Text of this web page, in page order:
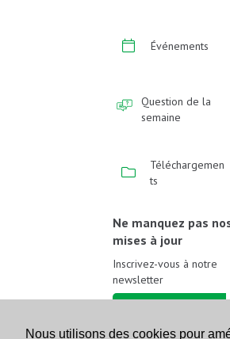
Nous utilisons des cookies pour
Événements
Question de la
semaine
Téléchargemen
ts
Ne manquez pas
mises à jour
Inscrivez-vous à notre
newsletter